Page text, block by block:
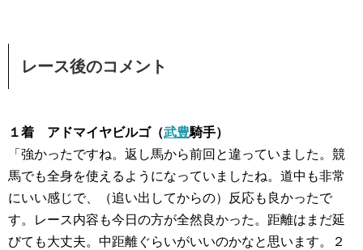
レース後のコメント
１着 アドマイヤビルゴ（武豊騎手）
「強かったですね。返し馬から前回と違っていました。競
馬でも全身を使えるようになっていましたね。道中も非常
にいい感じで、（追い出してからの）反応も良かったで
す。レース内容も今日の方が全然良かった。距離はまだ延
びても大丈夫。中距離ぐらいがいいのかなと思います。２